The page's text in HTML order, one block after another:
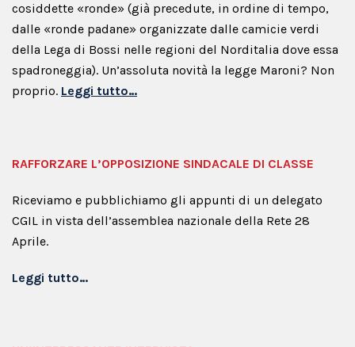
cosiddette «ronde» (già precedute, in ordine di tempo,
dalle «ronde padane» organizzate dalle camicie verdi
della Lega di Bossi nelle regioni del Norditalia dove essa
spadroneggia). Un’assoluta novità la legge Maroni? Non
proprio. Leggi tutto…
RAFFORZARE L’OPPOSIZIONE SINDACALE DI CLASSE
Riceviamo e pubblichiamo gli appunti di un delegato
CGIL in vista dell’assemblea nazionale della Rete 28
Aprile.
Leggi tutto…